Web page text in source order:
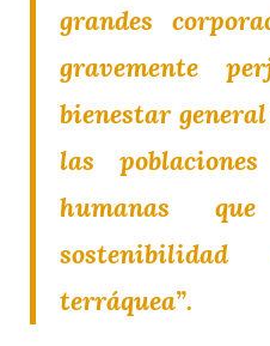
grandes
gravemente
bienestar
las
humanas
terráquea”.